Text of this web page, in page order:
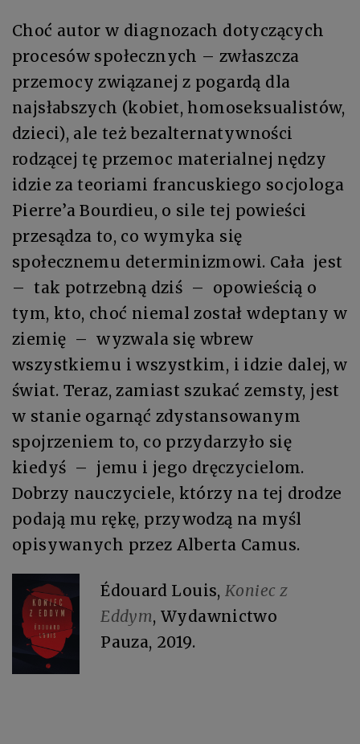
Choć autor w diagnozach dotyczących
procesów społecznych – zwłaszcza
przemocy związanej z pogardą dla
najsłabszych (kobiet, homoseksualistów,
dzieci), ale też bezalternatywności
rodzącej tę przemoc materialnej nędzy
idzie za teoriami francuskiego socjologa
Pierre’a Bourdieu, o sile tej powieści
przesądza to, co wymyka się
społecznemu determinizmowi. Cała jest
– tak potrzebną dziś – opowieścią o
tym, kto, choć niemal został wdeptany w
ziemię – wyzwala się wbrew
wszystkiemu i wszystkim, i idzie dalej, w
świat. Teraz, zamiast szukać zemsty, jest
w stanie ogarnąć zdystansowanym
spojrzeniem to, co przydarzyło się
kiedyś – jemu i jego dręczycielom.
Dobrzy nauczyciele, którzy na tej drodze
podają mu rękę, przywodzą na myśl
opisywanych przez Alberta Camus.
Édouard Louis, Koniec z
Eddym, Wydawnictwo
Pauza, 2019.